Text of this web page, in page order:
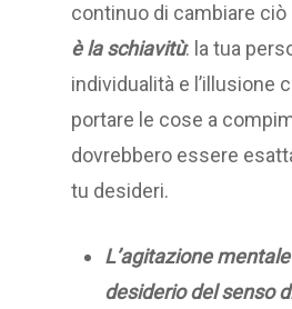
continuo di cambiare ciò
è la schiavitù: la tua
individualità e l’illusione
portare le cose a
dovrebbero essere
tu desideri.
L’agitazione
desiderio del senso